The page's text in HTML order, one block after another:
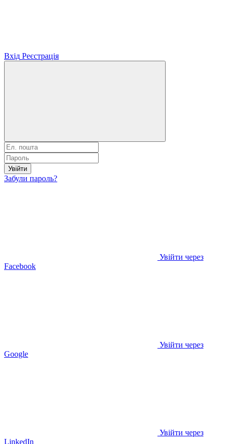
Вхід Реєстрація
Увійти
Забули пароль?
Увійти через
Facebook
Увійти через
Google
Увійти через
LinkedIn